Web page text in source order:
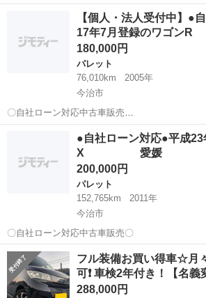
名： スズキ ■ 車種名： パレットＳＷ ■
オーディオ ＣＤ スマートキー プッシュス
ー 片側パワース...
パレット
【個人・法人受付中】●
17年7月登録のワ
180,000円
パレット
76,010km
2005年
今治市
〇自社ローン対応中古車販売
〇 ☆どなたでもローン対応
可能☆ １、勤続年数の短い方や自営
トをされる主婦の方や派遣社員の方
パレット 車両
●自社ローン対応●平成23
X 愛媛
200,000円
パレット
152,765km
2011年
今治市
〇自社ローン対応中
☆どなたでもローン対応可能☆ １、
や自営業の方 ２、パートをされる主婦の方や派
産等をされた方や...
愛媛 今治市 パレット 車両
フル装備お買い得車☆月
可❗️ 車検2年付き！【名
288,000円